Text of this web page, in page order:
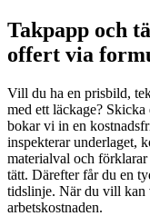
Takpapp och
offert via
Vill du ha en prisbild,
med ett läckage?
bokar vi in en
inspekterar underlaget,
materialval och
tätt. Därefter får du en
tidslinje. När du vill kan
arbetskostnaden.